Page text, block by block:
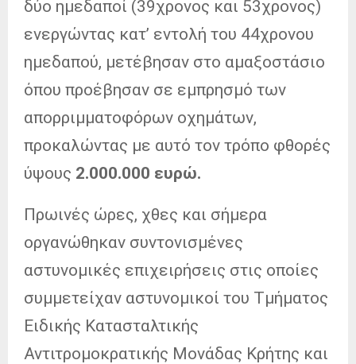
δύο ημεδαποί (39χρονος και 53χρονος)
ενεργώντας κατ’ εντολή του 44χρονου
ημεδαπού, μετέβησαν στο αμαξοστάσιο
όπου προέβησαν σε εμπρησμό των
απορριμματοφόρων οχημάτων,
προκαλώντας με αυτό τον τρόπο φθορές
ύψους 2.000.000 ευρώ.
Πρωινές ώρες, χθες και σήμερα
οργανώθηκαν συντονισμένες
αστυνομικές επιχειρήσεις στις οποίες
συμμετείχαν αστυνομικοί του Τμήματος
Ειδικής Κατασταλτικής
Αντιτρομοκρατικής Μονάδας Κρήτης και